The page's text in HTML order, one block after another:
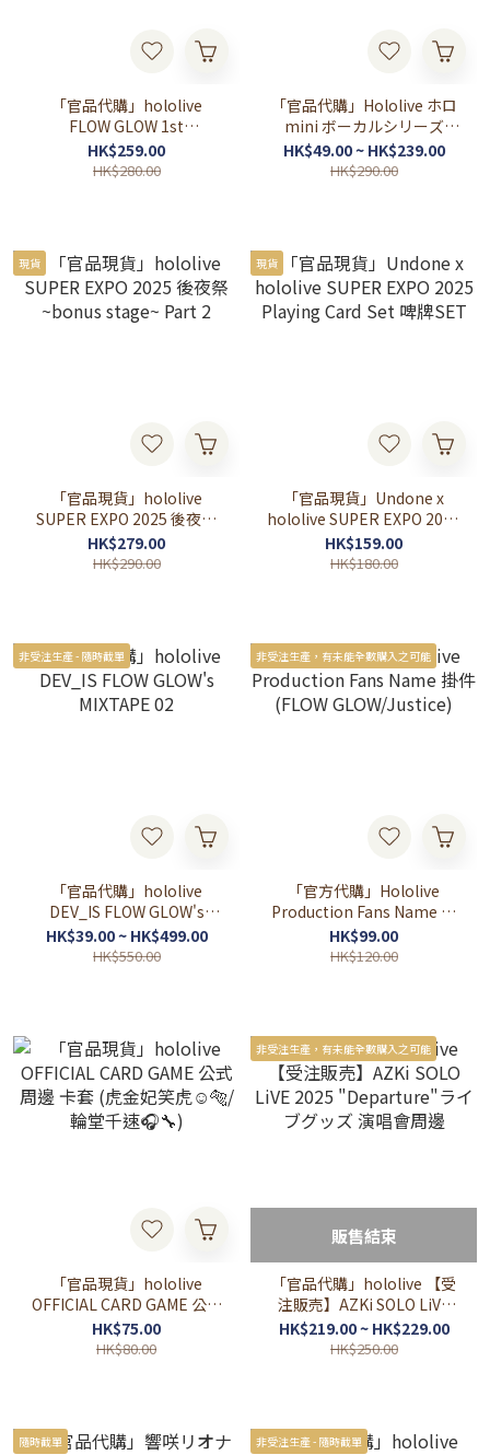
「官品代購」hololive
FLOW GLOW 1st
Album『FLOW GLOW』通
常盤 TYPE-A / TYPE-B
HK$259.00
HK$280.00
「官品代購」Hololive ホロ
mini ボーカルシリーズ
FLOW GLOW (響咲リオナ/
虎金妃笑虎/水宮枢/輪堂千
HK$49.00 ~ HK$239.00
HK$290.00
現貨
「官品現貨」hololive
SUPER EXPO 2025 後夜祭
~bonus stage~ Part 2
HK$279.00
HK$290.00
現貨
「官品現貨」Undone x
hololive SUPER EXPO 2025
Playing Card Set 啤牌SET
HK$159.00
HK$180.00
非受注生產 - 隨時截單
「官品代購」hololive
DEV_IS FLOW GLOW's
MIXTAPE 02
HK$39.00 ~ HK$499.00
HK$550.00
非受注生產，有未能全數購入之可能
「官方代購」Hololive
Production Fans Name 掛
件 (FLOW GLOW/Justice)
HK$99.00
HK$120.00
「官品現貨」hololive
OFFICIAL CARD GAME 公式
周邊 卡套 (虎金妃笑虎☺️🐅/
輪堂千速🎧🔧)
HK$75.00
HK$80.00
非受注生產，有未能全數購入之可能
販售結束
「官品代購」hololive 【受
注販売】AZKi SOLO LiVE
2025 "Departure"ライブグ
ッズ 演唱會周邊
HK$219.00 ~ HK$229.00
HK$250.00
隨時截單 非受注生產 - 隨時截單